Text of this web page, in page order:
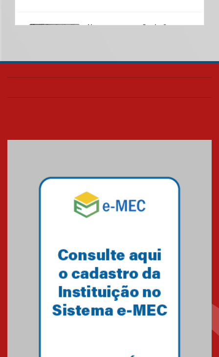
Nova apresentação do Centro
realizará nova edição da Feira
04.08.2026
Mackenzie recepciona os
calouros do segundo semestre
Como o Colégio Mackenzie
Brasília prepara seus
estudantes para o PAS antes
mesmo do Ensino Médio